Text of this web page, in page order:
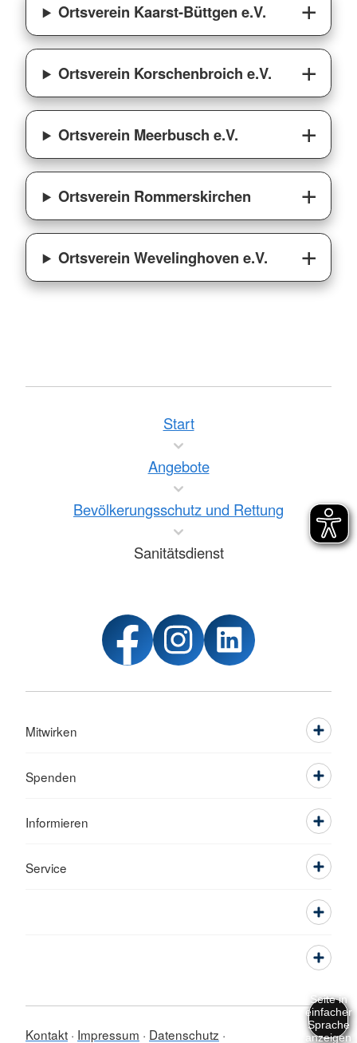
Ortsverein Kaarst-Büttgen e.V.
Ortsverein Korschenbroich e.V.
Ortsverein Meerbusch e.V.
Ortsverein Rommerskirchen
Ortsverein Wevelinghoven e.V.
Start
Angebote
Bevölkerungsschutz und Rettung
Sanitätsdienst
Mitwirken
Spenden
Informieren
Service
Kontakt Impressum Datenschutz